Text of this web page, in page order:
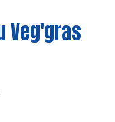
Veg'gras